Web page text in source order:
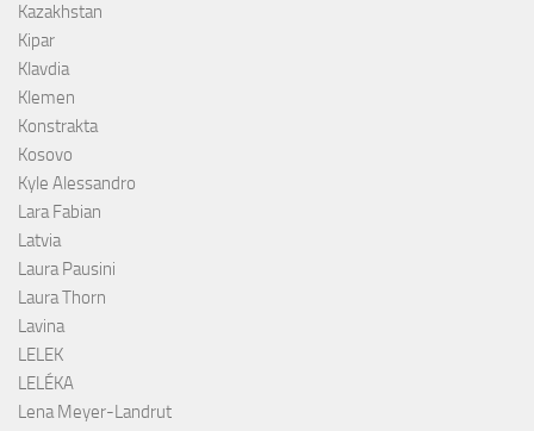
Kazakhstan
Kipar
Klavdia
Klemen
Konstrakta
Kosovo
Kyle Alessandro
Lara Fabian
Latvia
Laura Pausini
Laura Thorn
Lavina
LELEK
LELÉKA
Lena Meyer-Landrut